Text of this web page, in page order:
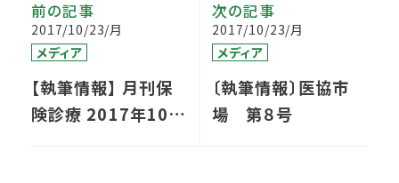
前の記事
2017/10/23/月
メディア
【執筆情報】 月刊保
険診療 2017年10月
次の記事
2017/10/23/月
メディア
〔執筆情報〕医協市
場 第８号